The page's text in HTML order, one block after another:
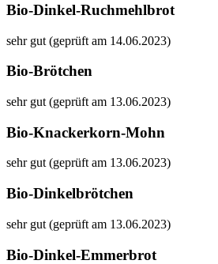
Bio-Dinkel-Ruchmehlbrot
sehr gut (geprüft am 14.06.2023)
Bio-Brötchen
sehr gut (geprüft am 13.06.2023)
Bio-Knackerkorn-Mohn
sehr gut (geprüft am 13.06.2023)
Bio-Dinkelbrötchen
sehr gut (geprüft am 13.06.2023)
Bio-Dinkel-Emmerbrot